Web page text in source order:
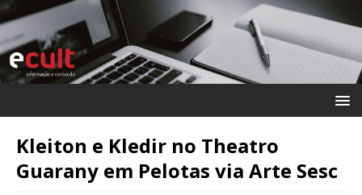
Kleiton e Kledir no Theatro
Guarany em Pelotas via Arte Sesc